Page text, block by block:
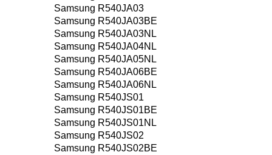
Samsung R540JA03
Samsung R540JA03BE
Samsung R540JA03NL
Samsung R540JA04NL
Samsung R540JA05NL
Samsung R540JA06BE
Samsung R540JA06NL
Samsung R540JS01
Samsung R540JS01BE
Samsung R540JS01NL
Samsung R540JS02
Samsung R540JS02BE